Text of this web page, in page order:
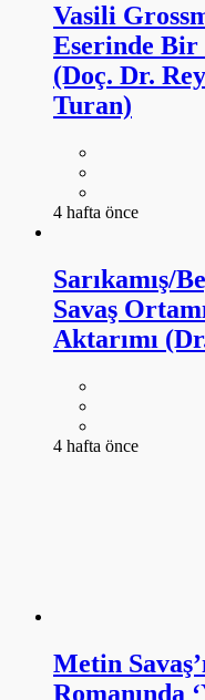
Vasili
Eserinde Bir
(Doç. Dr.
Turan)
4 hafta önce
Sarıkamış/
Savaş
Aktarımı
4 hafta önce
4 hafta önce